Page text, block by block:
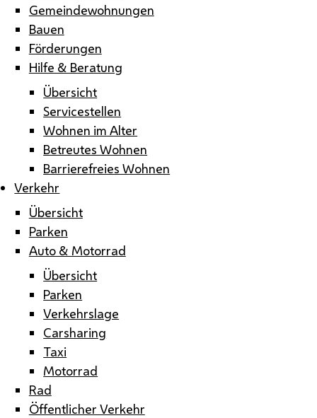
Gemeindewohnungen
Bauen
Förderungen
Hilfe & Beratung
Übersicht
Servicestellen
Wohnen im Alter
Betreutes Wohnen
Barrierefreies Wohnen
Verkehr
Übersicht
Parken
Auto & Motorrad
Übersicht
Parken
Verkehrslage
Carsharing
Taxi
Motorrad
Rad
Öffentlicher Verkehr